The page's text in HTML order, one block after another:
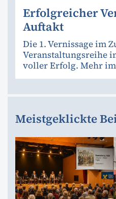
Erfolgreicher
Auftakt
Die 1. Vernissage im
Veranstaltungsreihe
voller Erfolg. Mehr
Meistgeklickte